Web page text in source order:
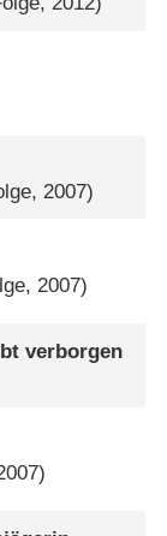
2007)
2007)
verborgen